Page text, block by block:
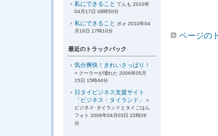
ページの
私にできること てんも 2010年
04月17日 08時50分
私にできること ポォ 2010年04
月16日 17時10分
最近のトラックバック
気分爽快！きれいさっぱり！
> クーラーが壊れた 2006年05月
15日 15時44分
日タイビジネス支援サイト
「ビジネス・タイランド」
>
ビジネス･タイランドとタイごはん
フォト 2006年04月03日 22時26
分